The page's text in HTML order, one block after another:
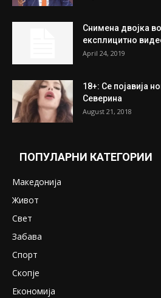
Снимена двојка
експлицитно
April 24, 2019
18+: Се појавија
Северина
August 21, 2018
ПОПУЛАРНИ КАТЕГОРИИ
Македонија
Живот
Свет
Забава
Спорт
Скопје
Економија